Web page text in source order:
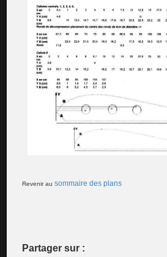
Revenir ausommaire des plans
Partager sur :